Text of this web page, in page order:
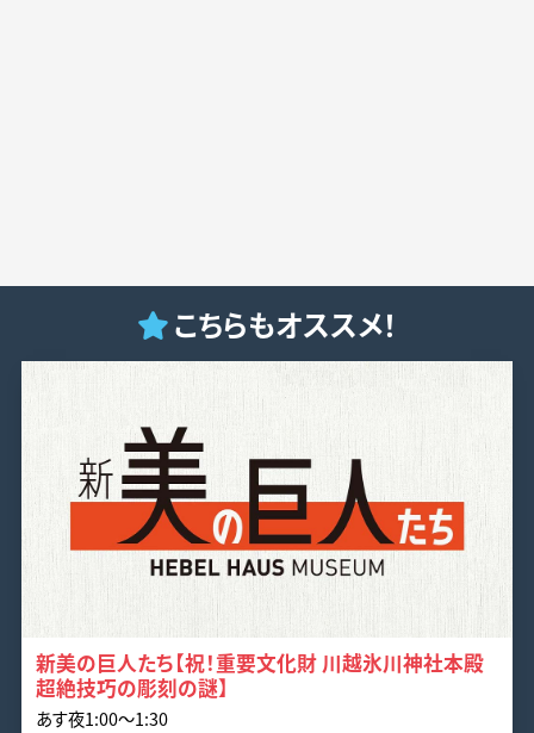
こちらもオススメ！
新美の巨人たち【祝！重要文化財 川越氷川神社本殿
超絶技巧の彫刻の謎】
あす夜1:00〜1:30